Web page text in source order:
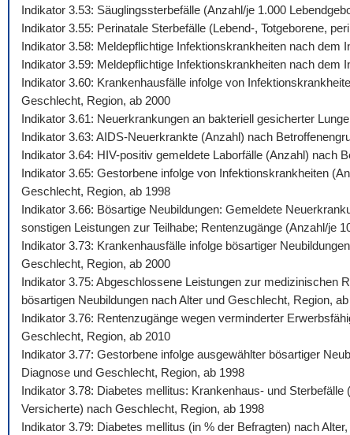
Indikator 3.53: Säuglingssterbefälle (Anzahl/je 1.000
Indikator 3.55: Perinatale Sterbefälle (Lebend-, Totgeborene,
Indikator 3.58: Meldepflichtige Infektionskrankheiten nach
Indikator 3.59: Meldepflichtige Infektionskrankheiten nach
Indikator 3.60: Krankenhausfälle infolge von
Geschlecht, Region, ab 2000
Indikator 3.61: Neuerkrankungen an bakteriell gesicherter
Indikator 3.63: AIDS-Neuerkrankte (Anzahl) nach
Indikator 3.64: HIV-positiv gemeldete Laborfälle (Anzahl) nach
Indikator 3.65: Gestorbene infolge von Infektionskrankheiten
Geschlecht, Region, ab 1998
Indikator 3.66: Bösartige Neubildungen: Gemeldete
sonstigen Leistungen zur Teilhabe; Rentenzugänge (Anzahl/je
Indikator 3.73: Krankenhausfälle infolge bösartiger
Geschlecht, Region, ab 2000
Indikator 3.75: Abgeschlossene Leistungen zur medizinischen
bösartigen Neubildungen nach Alter und Geschlecht, Region,
Indikator 3.76: Rentenzugänge wegen verminderter
Geschlecht, Region, ab 2010
Indikator 3.77: Gestorbene infolge ausgewählter bösartiger
Diagnose und Geschlecht, Region, ab 1998
Indikator 3.78: Diabetes mellitus: Krankenhaus- und
Versicherte) nach Geschlecht, Region, ab 1998
Indikator 3.79: Diabetes mellitus (in % der Befragten) nach